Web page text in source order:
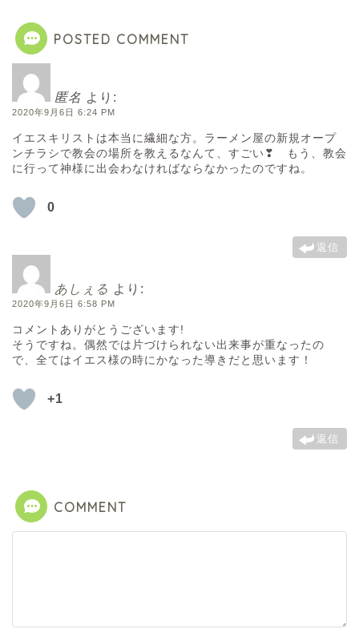
POSTED COMMENT
匿名 より:
2020年9月6日 6:24 PM
イエスキリストは本当に繊細な方。ラーメン屋の新規オープ
ンチラシで教会の場所を教えるなんて、すごい❣ もう、教会
に行って神様に出会わなければならなかったのですね。
0
返信
あしぇる より:
2020年9月6日 6:58 PM
コメントありがとうございます!
そうですね。偶然では片づけられない出来事が重なったの
で、全てはイエス様の時にかなった導きだと思います！
+1
返信
COMMENT